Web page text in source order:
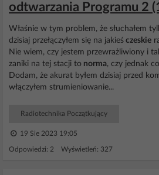
odtwarzania Programu 2
Właśnie w tym problem, że słuchałem
dzisiaj przełączyłem się na jakieś czeskie
Nie wiem, czy jestem przewrażliwiony i
zaniki na tej stacji to norma, czy jednak
Dodam, że akurat byłem dzisiaj przed
włączyłem strumieniowanie...
Radiotechnika Początkujący
19 Sie 2023 19:05
Odpowiedzi: 2 Wyświetleń: 327